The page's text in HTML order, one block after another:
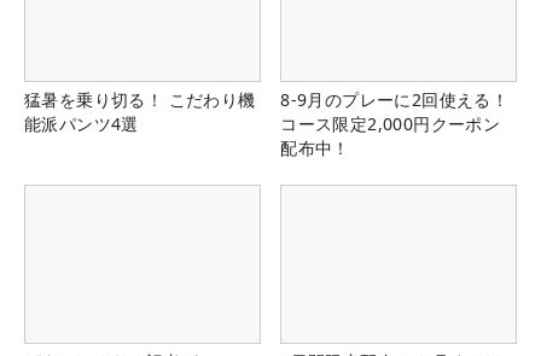
猛暑を乗り切る！ こだわり機
能派パンツ4選
8-9月のプレーに2回使える！
コース限定2,000円クーポン
配布中！